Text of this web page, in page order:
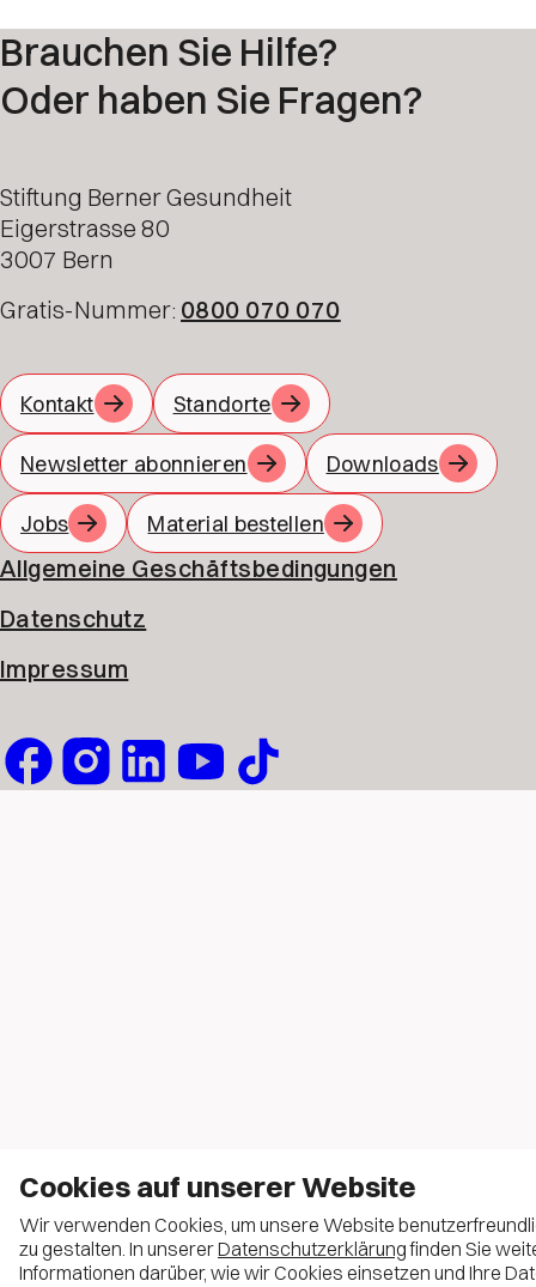
Brauchen Sie Hilfe?
Oder haben Sie Fragen?
Stiftung Berner Gesundheit
Eigerstrasse 80
3007 Bern
Gratis-Nummer: 0800 070 070
Kontakt Standorte
Newsletter abonnieren Downloads
Jobs Material bestellen
Allgemeine Geschäftsbedingungen
Datenschutz
Impressum
Cookies auf unserer Website
Wir verwenden Cookies, um unsere Website
zu gestalten. In unsererDatenschutzerklärungfinden Sie
Informationen darüber, wie wir Cookies einsetzen und Ihre